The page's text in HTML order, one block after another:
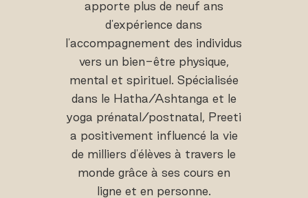
apporte plus de neuf ans
d'expérience dans
l'accompagnement des individus
vers un bien-être physique,
mental et spirituel. Spécialisée
dans le Hatha/Ashtanga et le
yoga prénatal/postnatal, Preeti
a positivement influencé la vie
de milliers d'élèves à travers le
monde grâce à ses cours en
ligne et en personne.